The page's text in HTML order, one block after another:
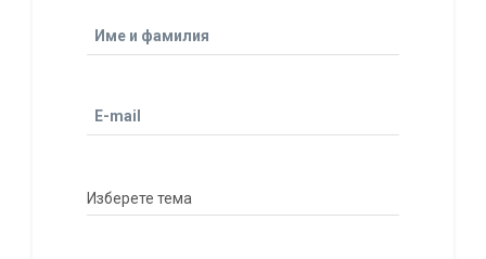
Име и фамилия
E-mail